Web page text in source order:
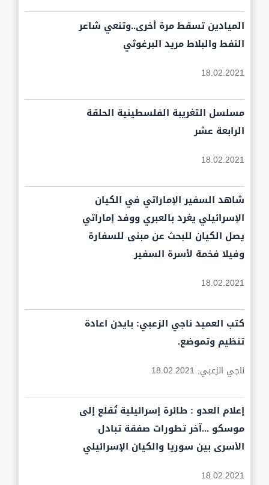
الميادين تسقط مرة أخرى..وتنعي شاعر
النفط والبلاط مريد البرغوثي
18.02.2021
مسلسل التغريبة الفلسطينية الحلقة
الرابعة عشر
18.02.2021
شاهد السفير الإماراتي في الكيان
الإسرائيلي يغرد بالعبري ووفد إماراتي
يصل الكيان للبحث عن مبنى للسفارة
وفيلا فخمة لأسرة السفير
18.02.2021
كتب العميد ناجي الزعبي: بايدن اعادة
تنظيم وتموضع.
ناجي الزعبي, 18.02.2021
إعلام العدو : طائرة إسرائيلية تُقلع إلى
موسكو ...آخر تطورات صفقة تبادل
الأسرى بين سوريا والكيان الإسرائيلي
18.02.2021